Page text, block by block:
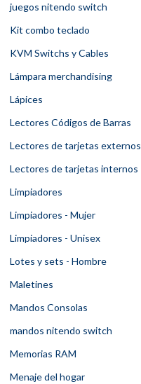
juegos nitendo switch
Kit combo teclado
KVM Switchs y Cables
Lámpara merchandising
Lápices
Lectores Códigos de Barras
Lectores de tarjetas externos
Lectores de tarjetas internos
Limpiadores
Limpiadores - Mujer
Limpiadores - Unisex
Lotes y sets - Hombre
Maletines
Mandos Consolas
mandos nitendo switch
Memorias RAM
Menaje del hogar